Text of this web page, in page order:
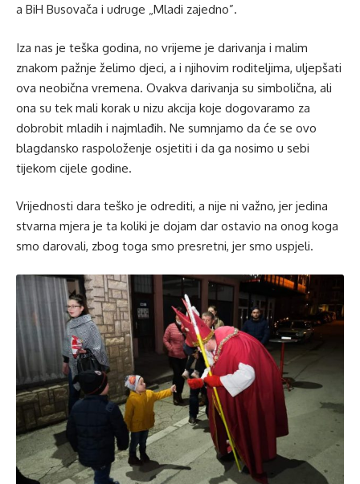
a BiH Busovača i udruge „Mladi zajedno”.
Iza nas je teška godina, no vrijeme je darivanja i malim
znakom pažnje želimo djeci, a i njihovim roditeljima, uljepšati
ova neobična vremena. Ovakva darivanja su simbolična, ali
ona su tek mali korak u nizu akcija koje dogovaramo za
dobrobit mladih i najmlađih. Ne sumnjamo da će se ovo
blagdansko raspoloženje osjetiti i da ga nosimo u sebi
tijekom cijele godine.
Vrijednosti dara teško je odrediti, a nije ni važno, jer jedina
stvarna mjera je ta koliki je dojam dar ostavio na onog koga
smo darovali, zbog toga smo presretni, jer smo uspjeli.